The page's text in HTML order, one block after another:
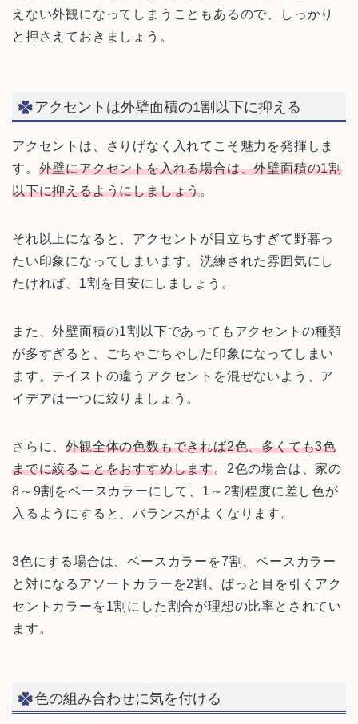
えない外観になってしまうこともあるので、しっかり
と押さえておきましょう。
アクセントは外壁面積の1割以下に抑える
アクセントは、さりげなく入れてこそ魅力を発揮しま
す。 外壁にアクセントを入れる場合は、外壁面積の1割
以下に抑えるようにしましょう。
それ以上になると、アクセントが目立ちすぎて野暮っ
たい印象になってしまいます。洗練された雰囲気にし
たければ、1割を目安にしましょう。
また、外壁面積の1割以下であってもアクセントの種類
が多すぎると、ごちゃごちゃした印象になってしまい
ます。テイストの違うアクセントを混ぜないよう、ア
イデアは一つに絞りましょう。
さらに、外観全体の色数もできれば2色、多くても3色
までに絞ることをおすすめします。2色の場合は、家の
8～9割をベースカラーにして、1～2割程度に差し色が
入るようにすると、バランスがよくなります。
3色にする場合は、ベースカラーを7割、ベースカラー
と対になるアソートカラーを2割、ぱっと目を引くアク
セントカラーを1割にした割合が理想の比率とされてい
ます。
色の組み合わせに気を付ける